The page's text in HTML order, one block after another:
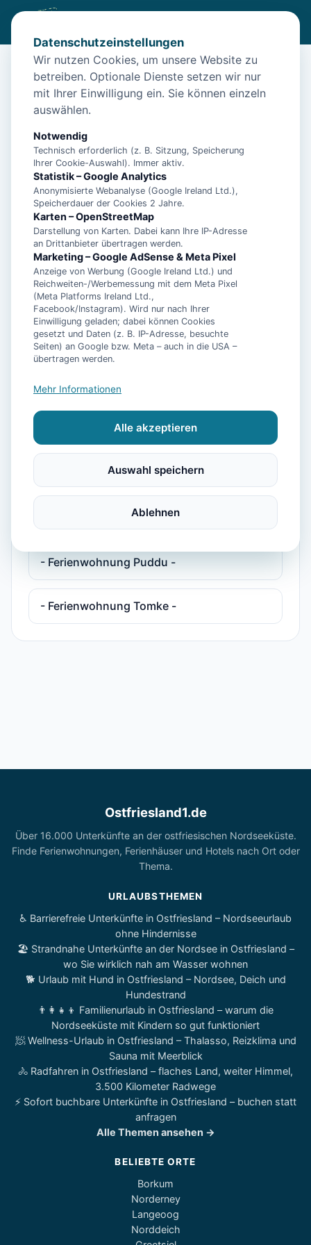
Diese Unterkunft ist aktuell nicht
buchbar
Unterkünfte in der Nähe
Ferienwohnung Dünenrose
- Ferienhaus Bühler Quetsch -
- Ferienhaus Pelikan -
- Ferienhaus Plesse -
- Ferienhaus Plesse 2 -
- Ferienwohnung Deichkind -
- Ferienwohnung Maja -
- Ferienwohnung Muschelweg 9a/2 -
- Ferienwohnung Puddu -
- Ferienwohnung Tomke -
Ostfriesland1.de
Über 16.000 Unterkünfte an der ostfriesischen Nordseeküste.
Finde Ferienwohnungen, Ferienhäuser und Hotels nach Ort oder
Thema.
URLAUBSTHEMEN
♿ Barrierefreie Unterkünfte in Ostfriesland – Nordseeurlaub
ohne Hindernisse
🏖️ Strandnahe Unterkünfte an der Nordsee in Ostfriesland –
wo Sie wirklich nah am Wasser wohnen
🐕 Urlaub mit Hund in Ostfriesland – Nordsee, Deich und
Hundestrand
👨‍👩‍👧‍👦 Familienurlaub in Ostfriesland – warum die
Nordseeküste mit Kindern so gut funktioniert
🧖 Wellness-Urlaub in Ostfriesland – Thalasso, Reizklima und
Sauna mit Meerblick
🚴 Radfahren in Ostfriesland – flaches Land, weiter Himmel,
3.500 Kilometer Radwege
⚡ Sofort buchbare Unterkünfte in Ostfriesland – buchen statt
anfragen
Alle Themen ansehen →
BELIEBTE ORTE
Borkum
Norderney
Langeoog
Norddeich
Datenschutzeinstellungen
Wir nutzen Cookies, um unsere Website zu
betreiben. Optionale Dienste setzen wir nur
mit Ihrer Einwilligung ein. Sie können einzeln
auswählen.
Notwendig
Technisch erforderlich (z. B. Sitzung, Speicherung
Ihrer Cookie-Auswahl). Immer aktiv.
Statistik – Google Analytics
Anonymisierte Webanalyse (Google Ireland Ltd.),
Speicherdauer der Cookies 2 Jahre.
Karten – OpenStreetMap
Darstellung von Karten. Dabei kann Ihre IP-Adresse
an Drittanbieter übertragen werden.
Marketing – Google AdSense & Meta Pixel
Anzeige von Werbung (Google Ireland Ltd.) und
Reichweiten-/Werbemessung mit dem Meta Pixel
(Meta Platforms Ireland Ltd.,
Facebook/Instagram). Wird nur nach Ihrer
Einwilligung geladen; dabei können Cookies
gesetzt und Daten (z. B. IP-Adresse, besuchte
Seiten) an Google bzw. Meta – auch in die USA –
übertragen werden.
Mehr Informationen
Alle akzeptieren
Auswahl speichern
Ablehnen